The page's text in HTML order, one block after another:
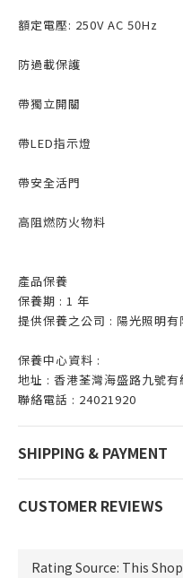
額定電壓: 250V AC 50Hz
防過載保護
帶獨立開關
帶LED指示燈
帶安全活門
高阻燃防火物料
產品保養
保養期 : 1 年
提供保養之公司 : 陽光照明有
保養中心資料 :
地址 : 香港荃灣海盛路九號
聯絡電話 : 24021920
SHIPPING & PAYMENT
CUSTOMER REVIEWS